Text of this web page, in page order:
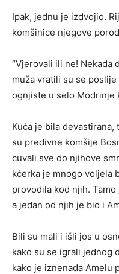
Ipak, jednu je izdvojio.
komšinice njegove
“Vjerovali ili ne! Nekada
muža vratili su se
ognjiste u selo Modrinje
Kuća je bila
su predivne komšije
cuvali sve do njihove
kćerka je mnogo voljela
provodila kod njih.
a jedan od njih je bio i
Bili su mali i išli jos u
kako su se igrali jednog
kako je iznenada Amelu